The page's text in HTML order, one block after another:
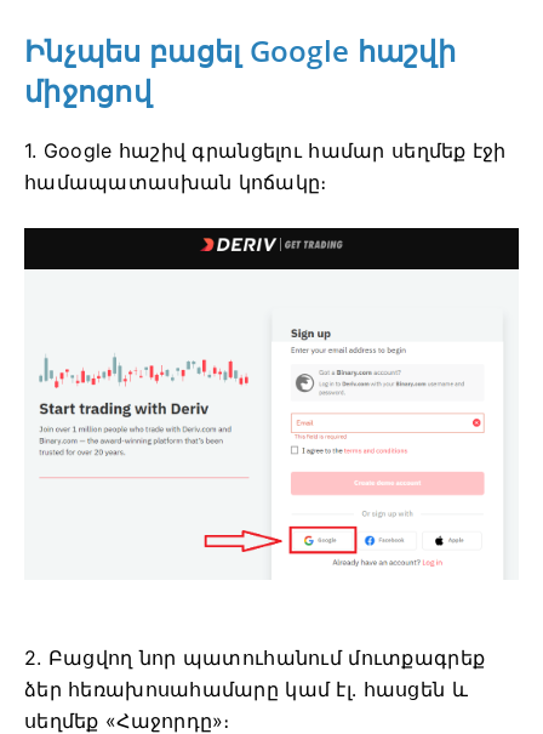
Ինչպես բացել Google հաշվի
միջոցով
1. Google հաշիվ գրանցելու համար սեղմեք էջի
համապատասխան կոճակը։
2. Բացվող նոր պատուհանում մուտքագրեք
ձեր հեռախոսահամարը կամ էլ․ հասցեն և
սեղմեք «Հաջորդը»։